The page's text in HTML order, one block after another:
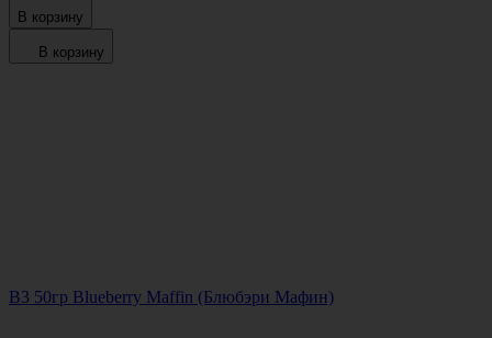
В корзину
В корзину
B3 50гр Blueberry Maffin (Блюбэри Мафин)